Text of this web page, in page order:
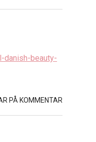
beauty-
PÅ KOMMENTAR